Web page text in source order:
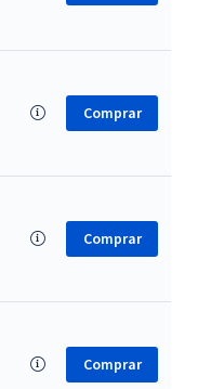
Comprar
Comprar
Comprar